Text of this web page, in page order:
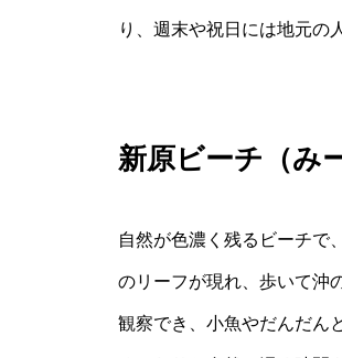
り、週末や祝日には地元の
新原ビーチ（み
自然が色濃く残るビーチで
のリーフが現れ、歩いて沖
観察でき、小魚やだんだん